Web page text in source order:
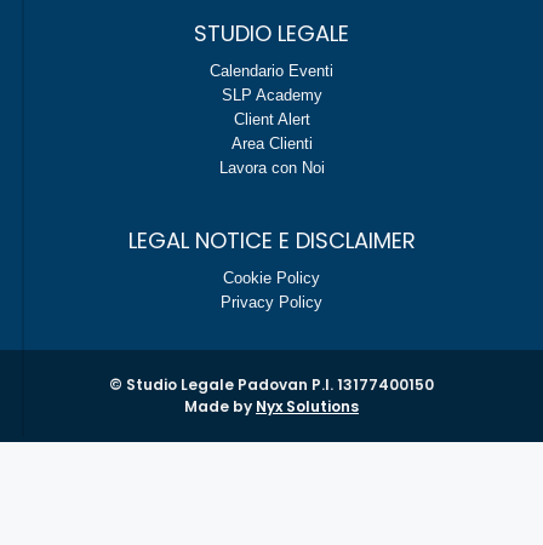
STUDIO LEGALE
Calendario Eventi
SLP Academy
Client Alert
Area Clienti
Lavora con Noi
LEGAL NOTICE E DISCLAIMER
Cookie Policy
Privacy Policy
© Studio Legale Padovan P.I. 13177400150
Made by Nyx Solutions